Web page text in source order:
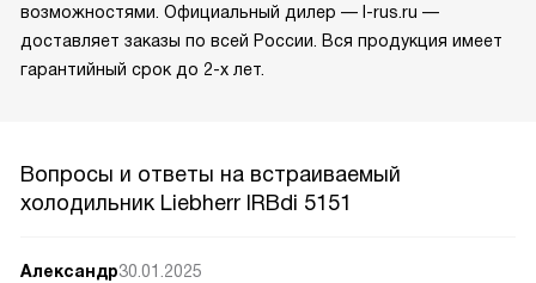
возможностями. Официальный дилер — l-rus.ru —
доставляет заказы по всей России. Вся продукция имеет
гарантийный срок до 2-х лет.
Вопросы и ответы на встраиваемый
холодильник Liebherr IRBdi 5151
Александр30.01.2025